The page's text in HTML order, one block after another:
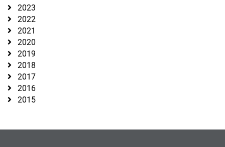
2023
2022
2021
2020
2019
2018
2017
2016
2015